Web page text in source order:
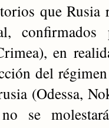
que Rusia
confirmados
en
del
(Odessa,
se